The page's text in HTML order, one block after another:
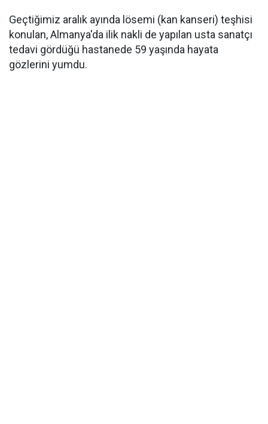
Geçtiğimiz aralık ayında lösemi (kan kanseri) teşhisi
konulan, Almanya'da ilik nakli de yapılan usta sanatçı
tedavi gördüğü hastanede 59 yaşında hayata
gözlerini yumdu.